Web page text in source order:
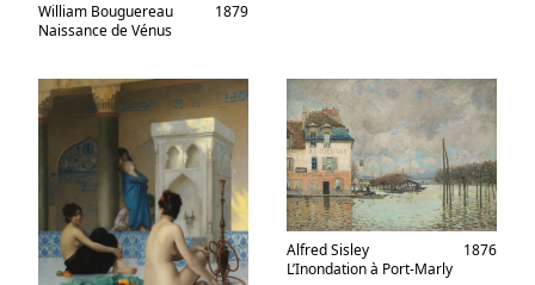
William Bouguereau
Naissance de Vénus
1879
Alfred Sisley
L’Inondation à Port-Marly
1876